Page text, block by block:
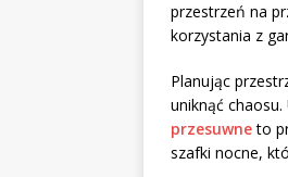
przestrzeń na
korzystania z
Planując
uniknąć
przesuwneto
szafki nocne,